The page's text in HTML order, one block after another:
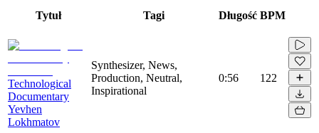
Tytuł Tagi Długość BPM
Technological
Documentary
Yevhen
Lokhmatov
Synthesizer, News,
Production, Neutral,
Inspirational
0:56 122